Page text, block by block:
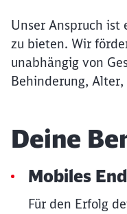
Unser Anspruch ist
zu bieten. Wir
unabhängig von
Behinderung,
Deine
Mobiles
Für den Erfolg